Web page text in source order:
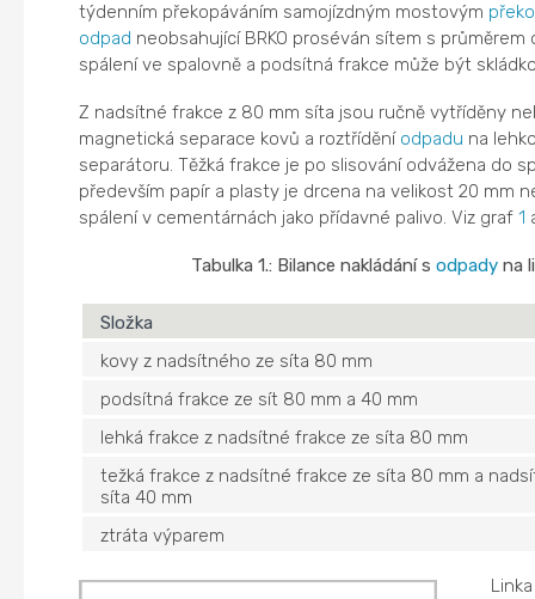
týdenním překopáváním samojízdným mostovým
odpad neobsahující BRKO proséván sítem s
spálení ve spalovně a podsítná frakce může být
Z nadsítné frakce z 80 mm síta jsou ručně vytříděny
magnetická separace kovů a roztřídění odpadu na
separátoru. Těžká frakce je po slisování odvážena do
především papír a plasty je drcena na velikost 20 mm
spálení v cementárnách jako přídavné palivo. Viz graf 1
Tabulka 1.: Bilance nakládání s odpadyna
Složka
kovy z nadsítného ze síta 80 mm
podsítná frakce ze sít 80 mm a 40 mm
lehká frakce z nadsítné frakce ze síta 80 mm
težká frakce z nadsítné frakce ze síta 80 mm a
síta 40 mm
ztráta výparem